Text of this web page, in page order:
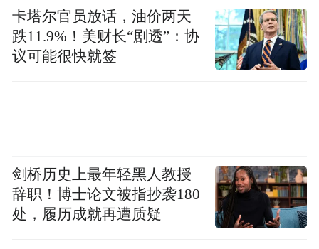
卡塔尔官员放话，油价两天
跌11.9%！美财长“剧透”：协
议可能很快就签
剑桥历史上最年轻黑人教授
辞职！博士论文被指抄袭180
处，履历成就再遭质疑